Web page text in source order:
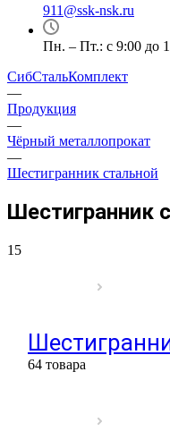
911@ssk-nsk.ru
Пн. – Пт.: с 9:00 до
СибСтальКомплект
—
Продукция
—
Чёрный металлопрокат
—
Шестигранник стальной
Шестигранник
15
64 товара